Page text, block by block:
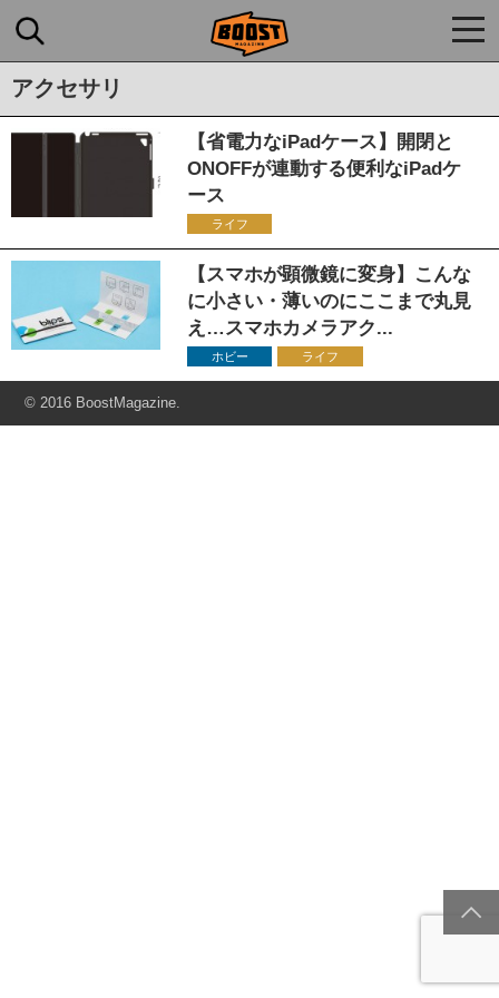
アクセサリ
【省電力なiPadケース】開閉と
ONOFFが連動する便利なiPadケ
ース
ライフ
【スマホが顕微鏡に変身】こんな
に小さい・薄いのにここまで丸見
え…スマホカメラアク...
ホビー ライフ
© 2016 BoostMagazine.